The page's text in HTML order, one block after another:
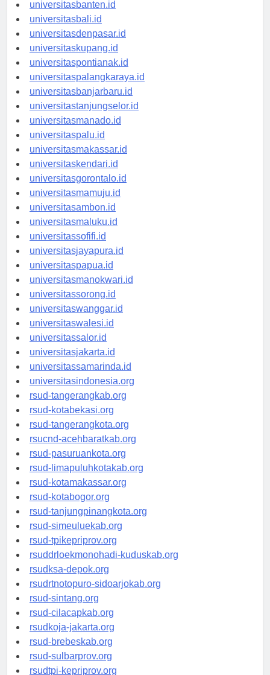
universitasbanten.id
universitasbali.id
universitasdenpasar.id
universitaskupang.id
universitaspontianak.id
universitaspalangkaraya.id
universitasbanjarbaru.id
universitastanjungselor.id
universitasmanado.id
universitaspalu.id
universitasmakassar.id
universitaskendari.id
universitasgorontalo.id
universitasmamuju.id
universitasambon.id
universitasmaluku.id
universitassofifi.id
universitasjayapura.id
universitaspapua.id
universitasmanokwari.id
universitassorong.id
universitaswanggar.id
universitaswalesi.id
universitassalor.id
universitasjakarta.id
universitassamarinda.id
universitasindonesia.org
rsud-tangerangkab.org
rsud-kotabekasi.org
rsud-tangerangkota.org
rsucnd-acehbaratkab.org
rsud-pasuruankota.org
rsud-limapuluhkotakab.org
rsud-kotamakassar.org
rsud-kotabogor.org
rsud-tanjungpinangkota.org
rsud-simeuluekab.org
rsud-tpikepriprov.org
rsuddrloekmonohadi-kuduskab.org
rsudksa-depok.org
rsudrtnotopuro-sidoarjokab.org
rsud-sintang.org
rsud-cilacapkab.org
rsudkoja-jakarta.org
rsud-brebeskab.org
rsud-sulbarprov.org